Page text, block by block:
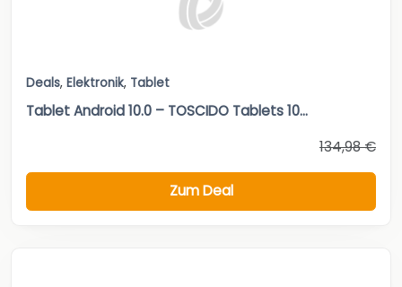
Deals, Elektronik, Tablet
Tablet Android 10.0 – TOSCIDO Tablets 10...
134,98 €
Zum Deal